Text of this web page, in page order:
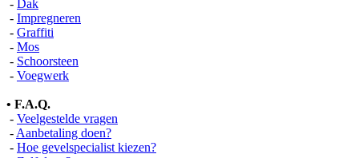
- Dak
- Impregneren
- Graffiti
- Mos
- Schoorsteen
- Voegwerk
• F.A.Q.
- Veelgestelde vragen
- Aanbetaling doen?
- Hoe gevelspecialist kiezen?